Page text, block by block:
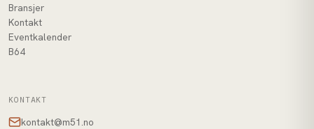
Bransjer
Kontakt
Eventkalender
B64
KONTAKT
kontakt@m51.no